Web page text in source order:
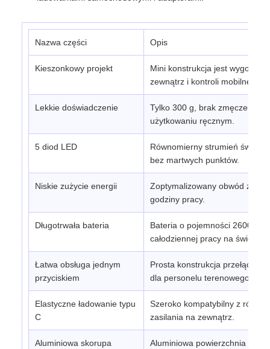
Nazwa części Opis
Kieszonkowy projekt
Mini konstrukcja jest wygodna
zewnątrz i kontroli mobilnej.
Lekkie doświadczenie
Tylko 300 g, brak zmęczenia
użytkowaniu ręcznym.
5 diod LED
Równomierny strumień
bez martwych punktów.
Niskie zużycie energii
Zoptymalizowany obwód
godziny pracy.
Długotrwała bateria
Bateria o pojemności 2600
całodziennej pracy na
Łatwa obsługa jednym
przyciskiem
Prosta konstrukcja
dla personelu terenowego.
Elastyczne ładowanie typu
C
Szeroko kompatybilny z
zasilania na zewnątrz.
Aluminiowa skorupa
Aluminiowa powierzchnia jest